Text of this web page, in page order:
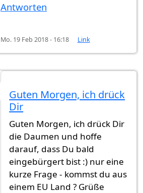
Antworten
Mo. 19 Feb 2018 - 16:18 Link
Guten Morgen, ich drück
Dir
Guten Morgen, ich drück Dir
die Daumen und hoffe
darauf, dass Du bald
eingebürgert bist :) nur eine
kurze Frage - kommst du aus
einem EU Land ? Grüße